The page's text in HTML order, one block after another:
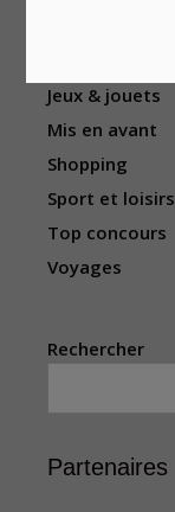
Jeux & jouets
Mis en avant
Shopping
Sport et loisirs
Top concours
Voyages
Rechercher
Partenaires